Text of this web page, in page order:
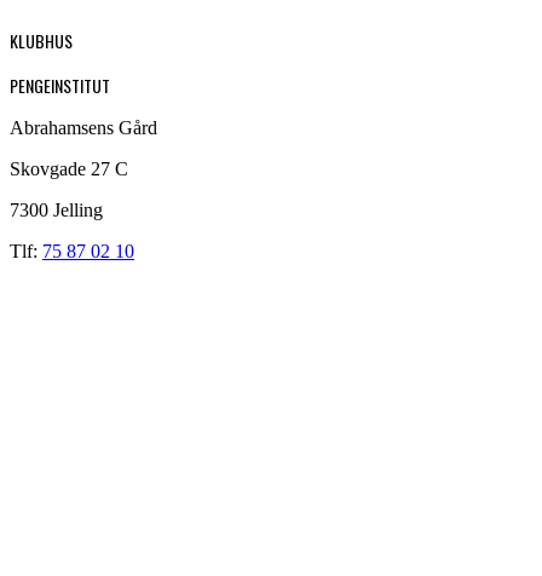
KLUBHUS
PENGEINSTITUT
Abrahamsens Gård
Skovgade 27 C
7300 Jelling
Tlf: 75 87 02 10